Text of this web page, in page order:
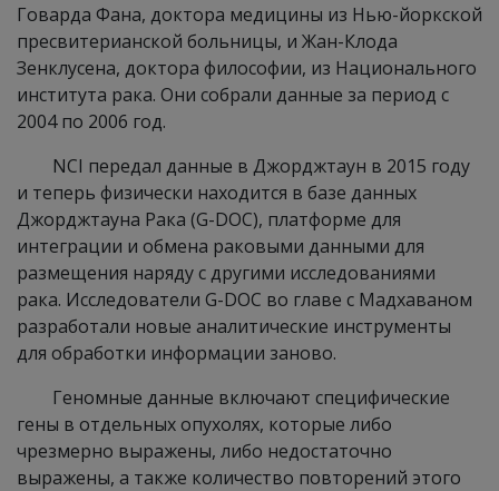
Говарда Фана, доктора медицины из Нью-йоркской
пресвитерианской больницы, и Жан-Клода
Зенклусена, доктора философии, из Национального
института рака. Они собрали данные за период с
2004 по 2006 год.
NCI передал данные в Джорджтаун в 2015 году
и теперь физически находится в базе данных
Джорджтауна Рака (G-DOC), платформе для
интеграции и обмена раковыми данными для
размещения наряду с другими исследованиями
рака. Исследователи G-DOC во главе с Мадхаваном
разработали новые аналитические инструменты
для обработки информации заново.
Геномные данные включают специфические
гены в отдельных опухолях, которые либо
чрезмерно выражены, либо недостаточно
выражены, а также количество повторений этого